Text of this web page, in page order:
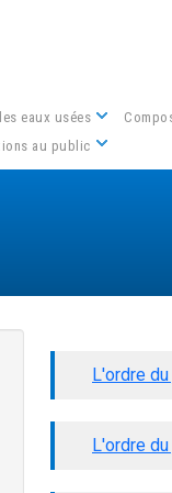
eaux usées
au public
L'ordre
L'ordre